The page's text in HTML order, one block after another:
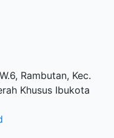
Rambutan, Kec.
Khusus Ibukota